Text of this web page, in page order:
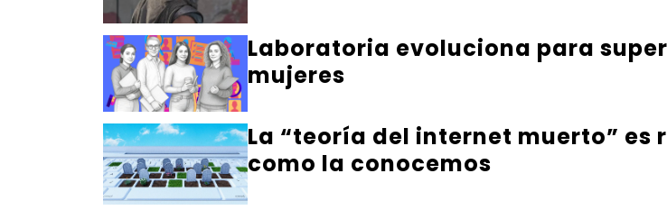
Laboratoria evoluciona para
mujeres
La “teoría del internet muerto”
como la conocemos